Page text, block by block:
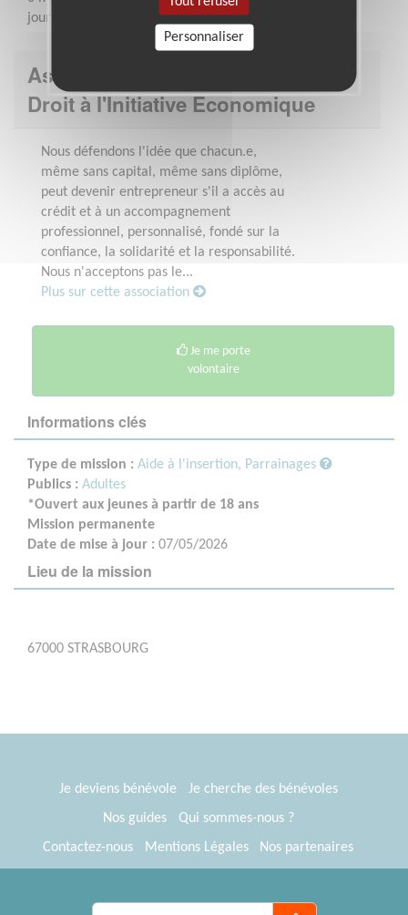
journée par semaine (flexibles)
Association : Association pour le
Droit à l'Initiative Economique
Nous défendons l'idée que chacun.e,
même sans capital, même sans diplôme,
peut devenir entrepreneur s'il a accès au
crédit et à un accompagnement
professionnel, personnalisé, fondé sur la
confiance, la solidarité et la responsabilité.
Nous n'acceptons pas le...
Plus sur cette association
Je me porte
volontaire
Informations clés
Type de mission : Aide à l'insertion, Parrainages
Publics : Adultes
*Ouvert aux jeunes à partir de 18 ans
Mission permanente
Date de mise à jour : 07/05/2026
Lieu de la mission
67000 STRASBOURG
Je deviens bénévole
Je cherche des bénévoles
Nos guides
Qui sommes-nous ?
Contactez-nous
Mentions Légales
Nos partenaires
® Tous Bénévoles 2012-2026
Webkast
Personnaliser